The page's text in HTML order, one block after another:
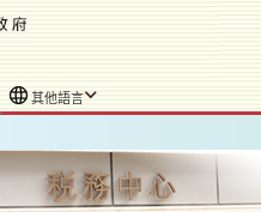
其他語言